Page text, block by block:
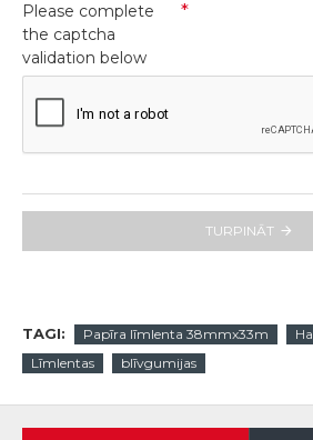
Please complete
the captcha
validation below
TURPINĀT
TAGI: Papīra līmlenta 38mmx33m
Līmlentas
blīvgumijas